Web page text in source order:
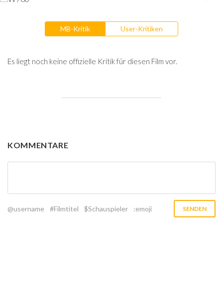
MB-Kritik User-Kritiken
Es liegt noch keine offizielle Kritik für diesen Film vor.
KOMMENTARE
@username #Filmtitel $Schauspieler :emoji